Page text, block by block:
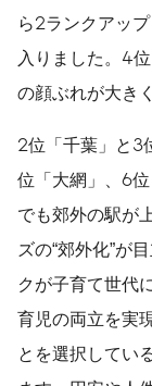
ら2ランクアッ
入りました。4
の顔ぶれが大き
2位「千葉」と3
位「大網」、6
でも郊外の駅が
ズの“郊外化”が
クが子育て世代
育児の両立を実
とを選択してい